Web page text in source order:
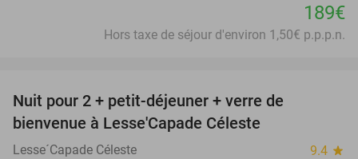
189€
Hors taxe de séjour d'environ 1,50€ p.p.p.n.
Nuit pour 2 + petit-déjeuner + verre de
bienvenue à Lesse'Capade Céleste
Lesse´Capade Céleste 9.4 star